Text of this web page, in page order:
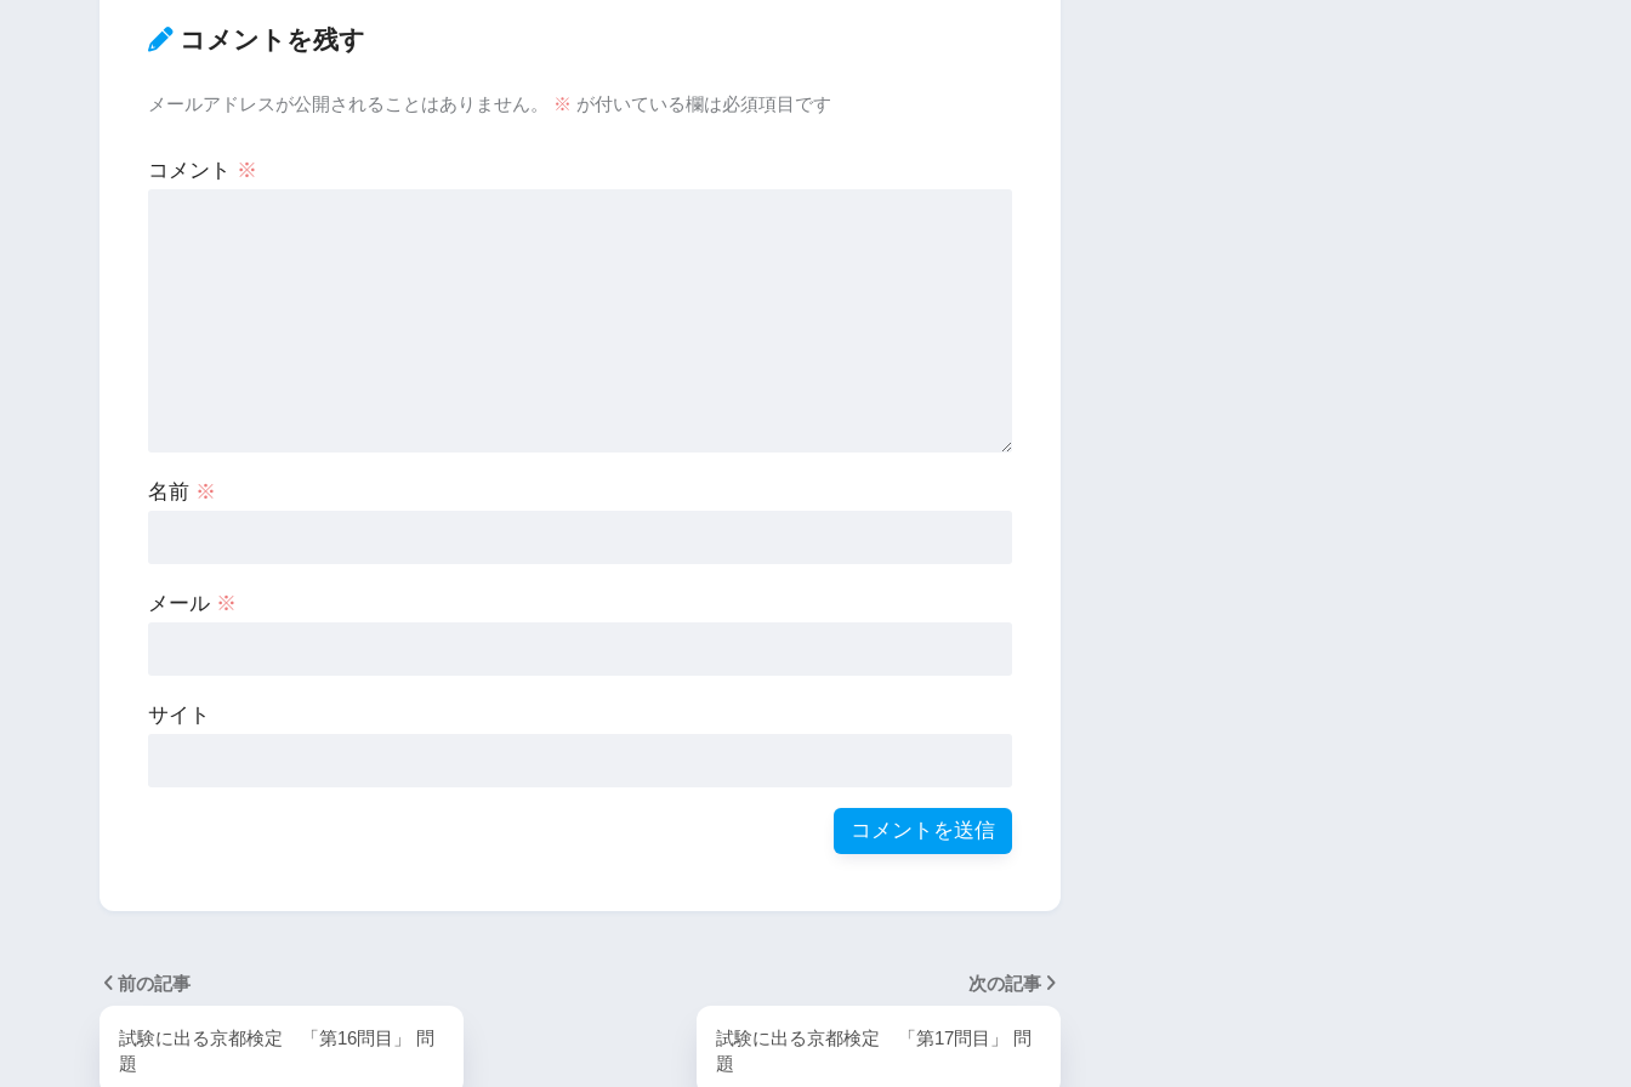
コメントを残す
メールアドレスが公開されることはありません。 ※ が付いている欄は必須項目です
コメント ※
名前 ※
メール ※
サイト
前の記事
試験に出る京都検定 「第16問目」 問
題
次の記事
試験に出る京都検定 「第17問目」 問
題